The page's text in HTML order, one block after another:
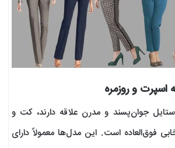
اسپرت و روزمره
جوان‌پسند و مدرن علاقه دارند، کت و
فوق‌العاده است. این مدل‌ها معمولاً دارای